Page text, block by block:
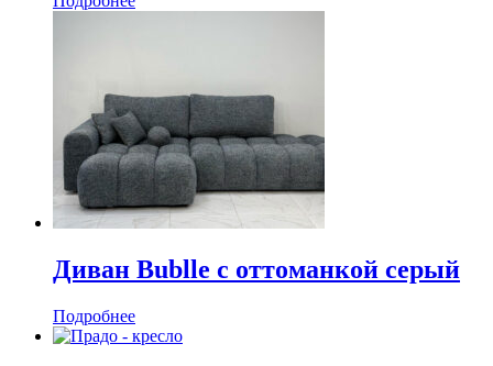
Диван Bublle с оттоманкой серый
Подробнее